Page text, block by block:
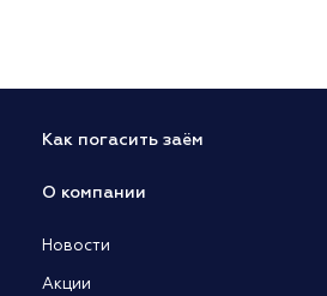
Как погасить заём
О компании
Новости
Акции